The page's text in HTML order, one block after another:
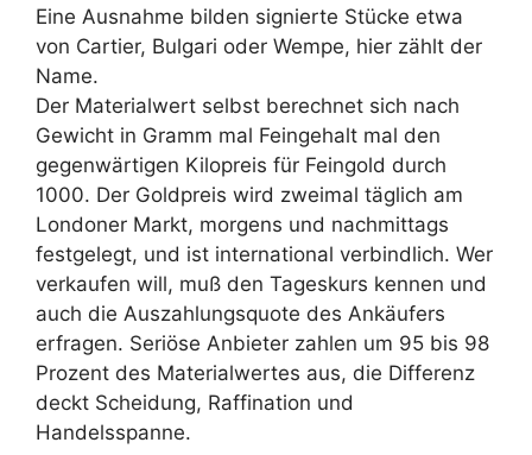
Eine Ausnahme bilden signierte Stücke etwa
von Cartier, Bulgari oder Wempe, hier zählt der
Name.
Der Materialwert selbst berechnet sich nach
Gewicht in Gramm mal Feingehalt mal den
gegenwärtigen Kilopreis für Feingold durch
1000. Der Goldpreis wird zweimal täglich am
Londoner Markt, morgens und nachmittags
festgelegt, und ist international verbindlich. Wer
verkaufen will, muß den Tageskurs kennen und
auch die Auszahlungsquote des Ankäufers
erfragen. Seriöse Anbieter zahlen um 95 bis 98
Prozent des Materialwertes aus, die Differenz
deckt Scheidung, Raffination und
Handelsspanne.